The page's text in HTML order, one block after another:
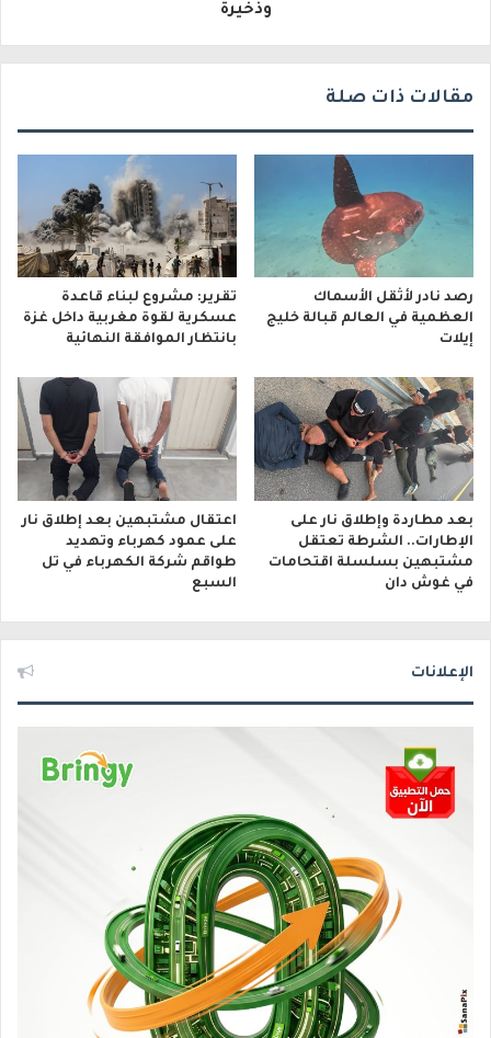
وذخيرة
مقالات ذات صلة
رصد نادر لأثقل الأسماك
العظمية في العالم قبالة خليج
إيلات
تقرير: مشروع لبناء قاعدة
عسكرية لقوة مغربية داخل غزة
بانتظار الموافقة النهائية
بعد مطاردة وإطلاق نار على
الإطارات.. الشرطة تعتقل
مشتبهين بسلسلة اقتحامات
في غوش دان
اعتقال مشتبهين بعد إطلاق نار
على عمود كهرباء وتهديد
طواقم شركة الكهرباء في تل
السبع
الإعلانات